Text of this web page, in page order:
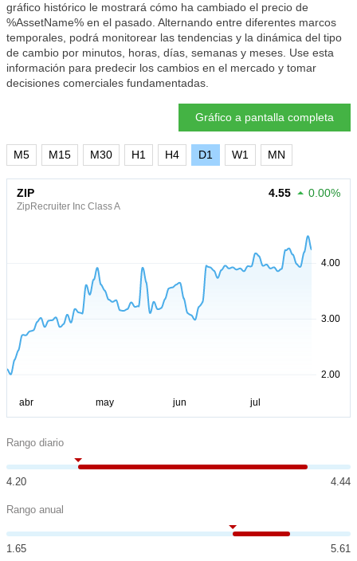
gráfico histórico le mostrará cómo ha cambiado el precio de
%AssetName% en el pasado. Alternando entre diferentes marcos
temporales, podrá monitorear las tendencias y la dinámica del tipo
de cambio por minutos, horas, días, semanas y meses. Use esta
información para predecir los cambios en el mercado y tomar
decisiones comerciales fundamentadas.
Gráfico a pantalla completa
M5 M15 M30 H1 H4 D1 W1 MN
ZIP
ZipRecruiter Inc Class A
4.55 0.00%
Rango diario
4.20 4.44
Rango anual
1.65 5.61